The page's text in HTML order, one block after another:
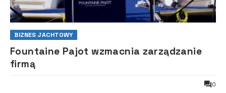
BIZNES JACHTOWY
Fountaine Pajot wzmacnia zarządzanie
firmą
0